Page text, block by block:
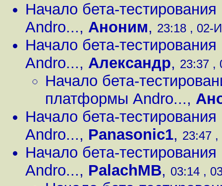
Начало бета-
Andro..., Аноним, 23:18 , 02-
Начало бета-
Andro..., Александр, 23:37 ,
Начало бета-
платформы Andro...,
Начало бета-
Andro..., Panasonic1, 23:47
Начало бета-
Andro..., PalachMB, 03:14 ,